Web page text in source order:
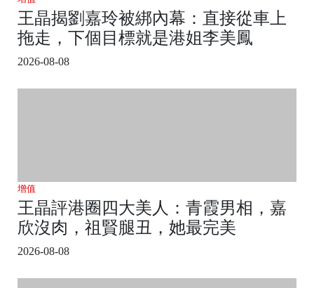
王晶揭劉嘉玲被綁內幕：直接從車上
拖走，下個目標就是港姐李美鳳
2026-08-08
增值
王晶評港圈四大美人：青霞男相，嘉
欣沒肉，祖賢腿丑，她最完美
2026-08-08